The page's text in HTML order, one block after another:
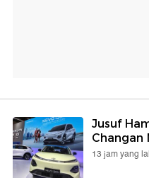
Jusuf
Changan
13 jam yang